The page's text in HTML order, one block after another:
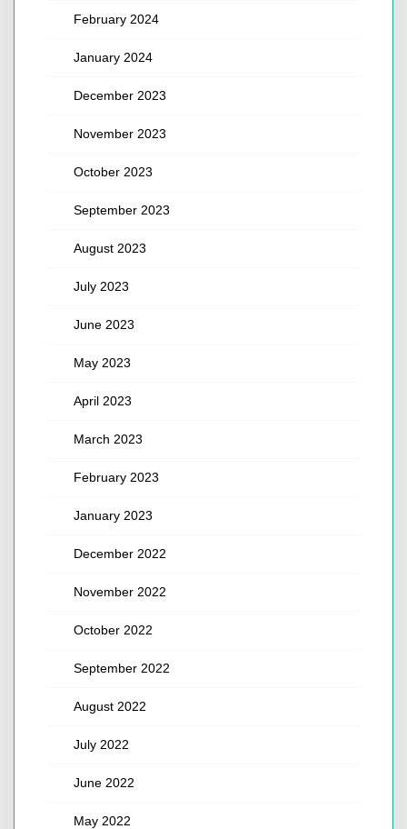
February 2024
January 2024
December 2023
November 2023
October 2023
September 2023
August 2023
July 2023
June 2023
May 2023
April 2023
March 2023
February 2023
January 2023
December 2022
November 2022
October 2022
September 2022
August 2022
July 2022
June 2022
May 2022